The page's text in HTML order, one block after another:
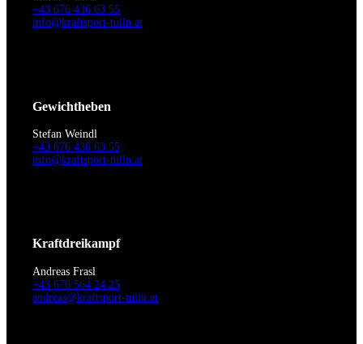
+43 676 436 63 55
info@kraftsport-tulln.at
Gewichtheben
Stefan Weindl
+43 676 436 63 55
info@kraftsport-tulln.at
Kraftdreikampf
Andreas Frasl
+43 676 564 24 25
andreas@kraftsport-tulln.at